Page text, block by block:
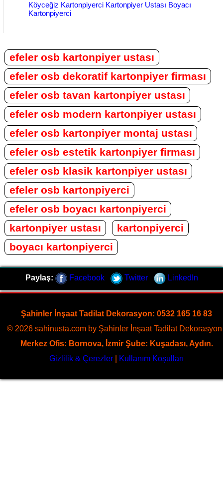
Köyceğiz Kartonpiyerci Kartonpiyer Ustası Boyacı
Kartonpiyerci
efeler osb kartonpiyer ustası
efeler osb dekoratif kartonpiyer firması
efeler osb tavan kartonpiyer ustası
efeler osb modern kartonpiyer ustası
efeler osb kartonpiyer montaj ustası
efeler osb estetik kartonpiyer firması
efeler osb klasik kartonpiyer ustası
efeler osb kartonpiyerci
efeler osb boyacı kartonpiyerci
kartonpiyer ustası
kartonpiyerci
boyacı kartonpiyerci
Paylaş: Facebook Twitter LinkedIn
Şahinler İnşaat Tadilat Dekorasyon: 0532 165 16 83
© 2026 sahinusta.com by Şahinler İnşaat Tadilat
Merkez Ofis: Bornova, İzmir Şube: Kuşadası, Aydın.
Gizlilik & Çerezler
Kullanım Koşulları